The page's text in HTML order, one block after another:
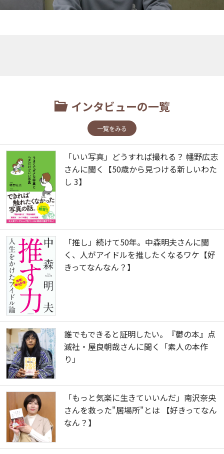
インタビューの一覧
一覧をみる
「いい写真」どうすれば撮れる？ 幡野広志
さんに聞く【50歳から見つける新しいわた
し 3】
「推し」続けて50年。中森明夫さんに聞
く、人がアイドルを推したくなるワケ【好
きってなんなん？】
誰でもできると証明したい。『鬱の本』点
滅社・屋良朝哉さんに聞く「素人の本作
り」
「もっと気楽に生きていいんだ」南沢奈央
さんを救った"居場所"とは 【好きってなん
なん？】